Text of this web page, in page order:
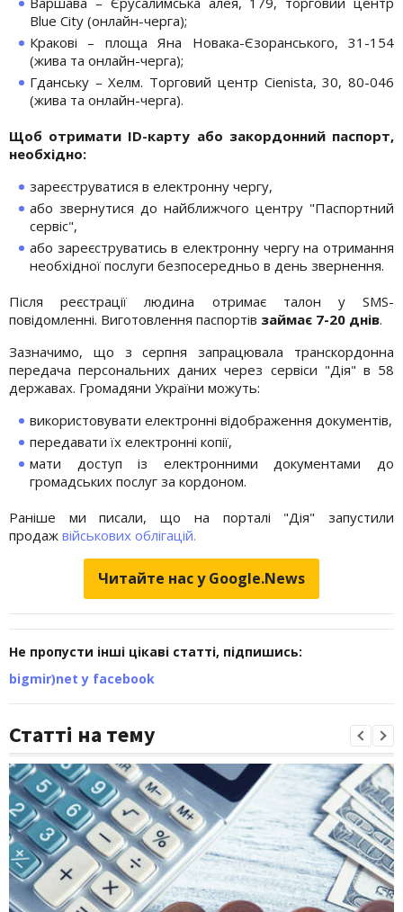
Blue City (онлайн-черга);
Кракові – площа Яна Новака-Єзоранського, 31-154
(жива та онлайн-черга);
Гданську – Хелм. Торговий центр Cienista, 30, 80-046
(жива та онлайн-черга).
Щоб отримати ID-карту або закордонний паспорт,
необхідно:
зареєструватися в електронну чергу,
або звернутися до найближчого центру "Паспортний
сервіс",
або зареєструватись в електронну чергу на отримання
необхідної послуги безпосередньо в день звернення.
Після реєстрації людина отримає талон у SMS-
повідомленні. Виготовлення паспортів займає 7-20 днів.
Зазначимо, що з серпня запрацювала транскордонна
передача персональних даних через сервіси "Дія" в 58
державах. Громадяни України можуть:
використовувати електронні відображення документів,
передавати їх електронні копії,
мати доступ із електронними документами до
громадських послуг за кордоном.
Раніше ми писали, що на порталі "Дія" запустили
продаж військових облігацій.
Читайте нас у Google.News
Не пропусти інші цікаві статті, підпишись:
bigmir)net у facebook
Статті на тему